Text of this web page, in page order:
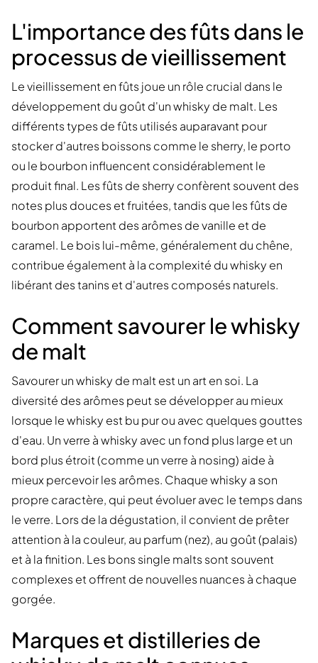
L'importance des fûts dans le
processus de vieillissement
Le vieillissement en fûts joue un rôle crucial dans le
développement du goût d'un whisky de malt. Les
différents types de fûts utilisés auparavant pour
stocker d'autres boissons comme le sherry, le porto
ou le bourbon influencent considérablement le
produit final. Les fûts de sherry confèrent souvent des
notes plus douces et fruitées, tandis que les fûts de
bourbon apportent des arômes de vanille et de
caramel. Le bois lui-même, généralement du chêne,
contribue également à la complexité du whisky en
libérant des tanins et d'autres composés naturels.
Comment savourer le whisky
de malt
Savourer un whisky de malt est un art en soi. La
diversité des arômes peut se développer au mieux
lorsque le whisky est bu pur ou avec quelques gouttes
d'eau. Un verre à whisky avec un fond plus large et un
bord plus étroit (comme un verre à nosing) aide à
mieux percevoir les arômes. Chaque whisky a son
propre caractère, qui peut évoluer avec le temps dans
le verre. Lors de la dégustation, il convient de prêter
attention à la couleur, au parfum (nez), au goût (palais)
et à la finition. Les bons single malts sont souvent
complexes et offrent de nouvelles nuances à chaque
gorgée.
Marques et distilleries de